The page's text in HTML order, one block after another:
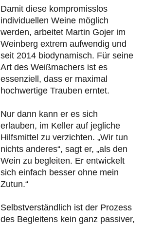
Damit diese kompromisslos
individuellen Weine möglich
werden, arbeitet Martin Gojer im
Weinberg extrem aufwendig und
seit 2014 biodynamisch. Für seine
Art des Weißmachers ist es
essenziell, dass er maximal
hochwertige Trauben erntet.
Nur dann kann er es sich
erlauben, im Keller auf jegliche
Hilfsmittel zu verzichten. „Wir tun
nichts anderes“, sagt er, „als den
Wein zu begleiten. Er entwickelt
sich einfach besser ohne mein
Zutun.“
Selbstverständlich ist der Prozess
des Begleitens kein ganz passiver,